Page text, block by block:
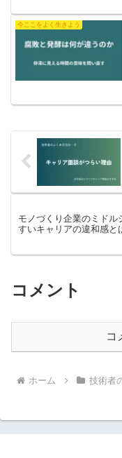
今ここをよく生きよう
モノづくり企業のミドル
すいキャリアの違和感と
コメント
コ
ホーム 技術者